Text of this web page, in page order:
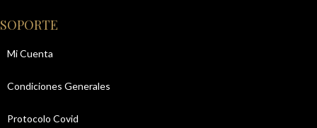
SOPORTE
Mi Cuenta
Condiciones Generales
Protocolo Covid